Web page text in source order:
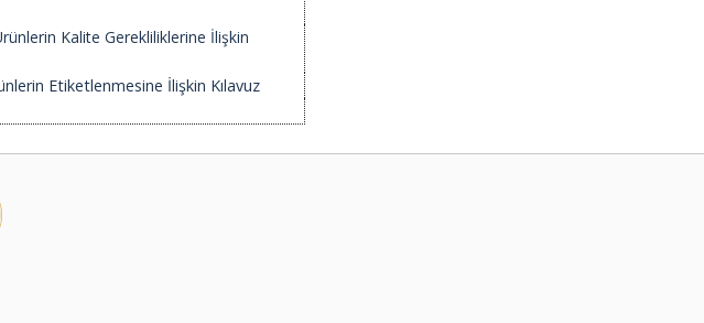
Kalite Gerekliliklerine İlişkin
Etiketlenmesine İlişkin Kılavuz